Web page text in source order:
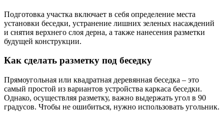
Подготовка участка включает в себя определение места
установки беседки, устранение лишних зеленых насаждений
и снятия верхнего слоя дерна, а также нанесения разметки
будущей конструкции.
Как сделать разметку под беседку
Прямоугольная или квадратная деревянная беседка – это
самый простой из вариантов устройства каркаса беседки.
Однако, осуществляя разметку, важно выдержать угол в 90
градусов. Чтобы не ошибиться, нужно использовать угольник.